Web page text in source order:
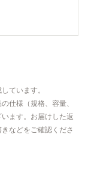
ています。
仕様（規格、容量、
ます。お届けした返
などをご確認くださ